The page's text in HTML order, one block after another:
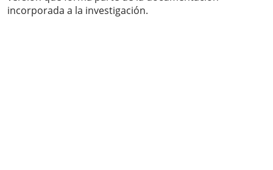
incorporada a la investigación.